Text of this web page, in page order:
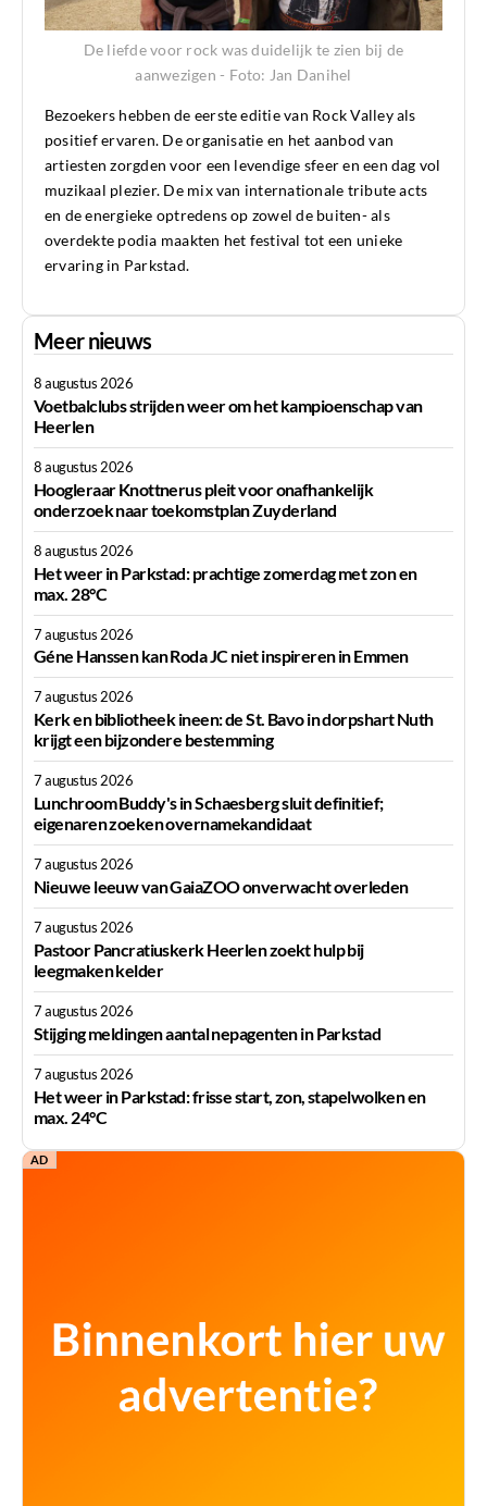
De liefde voor rock was duidelijk te zien bij de
aanwezigen - Foto: Jan Danihel
Bezoekers hebben de eerste editie van Rock Valley als
positief ervaren. De organisatie en het aanbod van
artiesten zorgden voor een levendige sfeer en een dag vol
muzikaal plezier. De mix van internationale tribute acts
en de energieke optredens op zowel de buiten- als
overdekte podia maakten het festival tot een unieke
ervaring in Parkstad.
Meer nieuws
8 augustus 2026
Voetbalclubs strijden weer om het kampioenschap van
Heerlen
8 augustus 2026
Hoogleraar Knottnerus pleit voor onafhankelijk
onderzoek naar toekomstplan Zuyderland
8 augustus 2026
Het weer in Parkstad: prachtige zomerdag met zon en
max. 28°C
7 augustus 2026
Géne Hanssen kan Roda JC niet inspireren in Emmen
7 augustus 2026
Kerk en bibliotheek ineen: de St. Bavo in dorpshart Nuth
krijgt een bijzondere bestemming
7 augustus 2026
Lunchroom Buddy's in Schaesberg sluit definitief;
eigenaren zoeken overnamekandidaat
7 augustus 2026
Nieuwe leeuw van GaiaZOO onverwacht overleden
7 augustus 2026
Pastoor Pancratiuskerk Heerlen zoekt hulp bij
leegmaken kelder
7 augustus 2026
Stijging meldingen aantal nepagenten in Parkstad
7 augustus 2026
Het weer in Parkstad: frisse start, zon, stapelwolken en
max. 24°C
AD